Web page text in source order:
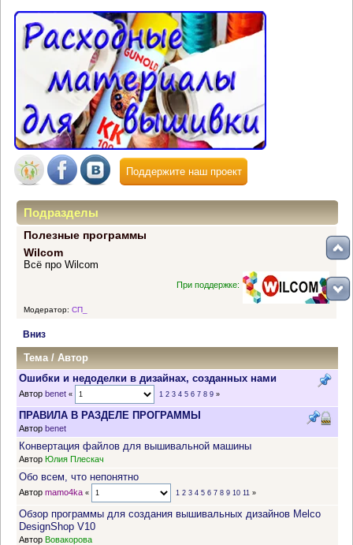
Поддержите наш проект
Подразделы
Полезные программы
Wilcom
Всё про Wilcom
При поддержке:
Модератор: СП_
Вниз
Тема /Автор
Ошибки и недоделки в дизайнах, созданных нами
Автор benet « 1 2 3 4 5 6 7 8 9»
ПРАВИЛА В РАЗДЕЛЕ ПРОГРАММЫ
Автор benet
Конвертация файлов для вышивальной машины
Автор Юлия Плескач
Обо всем, что непонятно
Автор mamo4ka « 1 2 3 4 5 6 7 8 9 10 11 »
Обзор программы для создания вышивальных дизайнов Melco
DesignShop V10
Автор Вовакорова